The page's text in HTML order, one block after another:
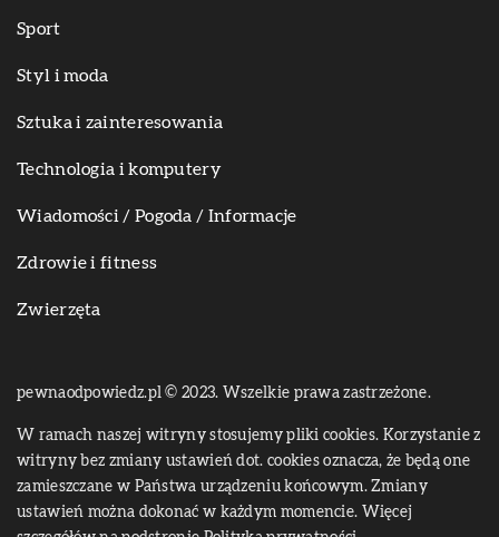
Sport
Styl i moda
Sztuka i zainteresowania
Technologia i komputery
Wiadomości / Pogoda / Informacje
Zdrowie i fitness
Zwierzęta
pewnaodpowiedz.pl © 2023. Wszelkie prawa zastrzeżone.
W ramach naszej witryny stosujemy pliki cookies. Korzystanie z
witryny bez zmiany ustawień dot. cookies oznacza, że będą one
zamieszczane w Państwa urządzeniu końcowym. Zmiany
ustawień można dokonać w każdym momencie. Więcej